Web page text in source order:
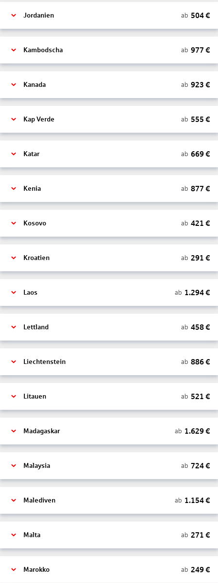
Jordanien ab 504€
Kambodscha ab 977 €
Kanada ab 923 €
Kap Verde ab 555 €
Katar ab 669€
Kenia ab 877 €
Kosovo ab 421 €
Kroatien ab 291 €
Laos ab 1.294€
Lettland ab 458€
Liechtenstein ab 886€
Litauen ab 521 €
Madagaskar ab 1.629€
Malaysia ab 724€
Malediven ab 1.154€
Malta ab 271 €
Marokko ab 249€